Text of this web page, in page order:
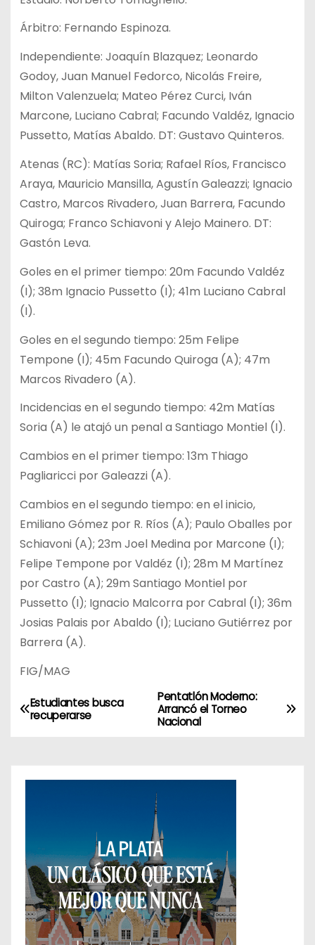
Árbitro: Fernando Espinoza.
Independiente: Joaquín Blazquez; Leonardo
Godoy, Juan Manuel Fedorco, Nicolás Freire,
Milton Valenzuela; Mateo Pérez Curci, Iván
Marcone, Luciano Cabral; Facundo Valdéz, Ignacio
Pussetto, Matías Abaldo. DT: Gustavo Quinteros.
Atenas (RC): Matías Soria; Rafael Ríos, Francisco
Araya, Mauricio Mansilla, Agustín Galeazzi; Ignacio
Castro, Marcos Rivadero, Juan Barrera, Facundo
Quiroga; Franco Schiavoni y Alejo Mainero. DT:
Gastón Leva.
Goles en el primer tiempo: 20m Facundo Valdéz
(I); 38m Ignacio Pussetto (I); 41m Luciano Cabral
(I).
Goles en el segundo tiempo: 25m Felipe
Tempone (I); 45m Facundo Quiroga (A); 47m
Marcos Rivadero (A).
Incidencias en el segundo tiempo: 42m Matías
Soria (A) le atajó un penal a Santiago Montiel (I).
Cambios en el primer tiempo: 13m Thiago
Pagliaricci por Galeazzi (A).
Cambios en el segundo tiempo: en el inicio,
Emiliano Gómez por R. Ríos (A); Paulo Oballes por
Schiavoni (A); 23m Joel Medina por Marcone (I);
Felipe Tempone por Valdéz (I); 28m M Martínez
por Castro (A); 29m Santiago Montiel por
Pussetto (I); Ignacio Malcorra por Cabral (I); 36m
Josias Palais por Abaldo (I); Luciano Gutiérrez por
Barrera (A).
FIG/MAG
N
a
c
Pentatlón Moderno:
Arrancó el Torneo
Nacional
Estudiantes busca
recuperarse